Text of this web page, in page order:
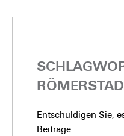
Entschuldigen Sie,
Beiträge.